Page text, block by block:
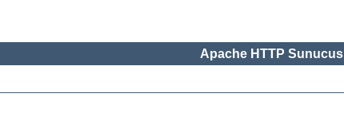
Apache HTTP